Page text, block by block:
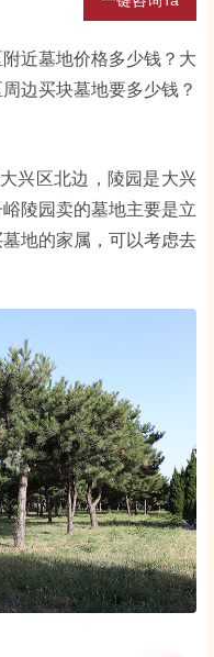
近墓地价格多少钱？大
边买块墓地要多少钱？
兴区北边，陵园是大兴
陵园卖的墓地主要是立
地的家属，可以考虑去